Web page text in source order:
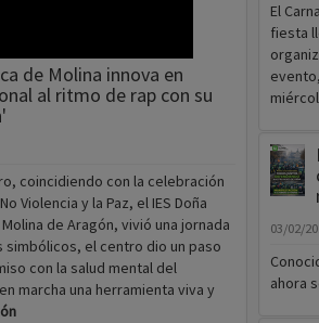
de Molina innova en
al ritmo de rap con su
coincidiendo con la celebración
Violencia y la Paz, el IES Doña
de Aragón, vivió una jornada
simbólicos, el centro dio un paso
con la salud mental del
marcha una herramienta viva y
El
fiesta
03/02/
ahora